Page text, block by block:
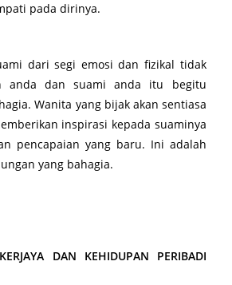
pada dirinya.
dari segi emosi dan fizikal tidak
anda dan suami anda itu begitu
Wanita yang bijak akan sentiasa
inspirasi kepada suaminya
pencapaian yang baru. Ini adalah
yang bahagia.
DAN KEHIDUPAN PERIBADI